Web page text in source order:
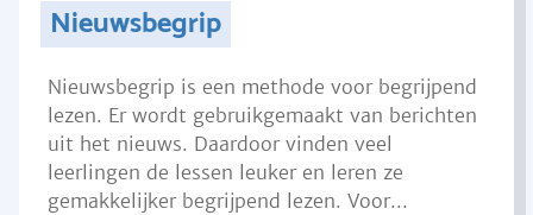
Nieuwsbegrip
Nieuwsbegrip is een methode voor begrijpend
lezen. Er wordt gebruikgemaakt van berichten
uit het nieuws. Daardoor vinden veel
leerlingen de lessen leuker en leren ze
gemakkelijker begrijpend lezen. Voor...